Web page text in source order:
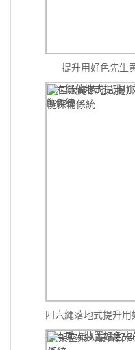
提升用好色先生
四六繩落地式提升
傷係統
架空乘人裝置好色